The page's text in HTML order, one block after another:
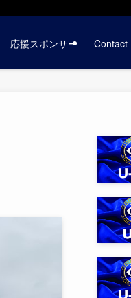
応援スポンサー Contact